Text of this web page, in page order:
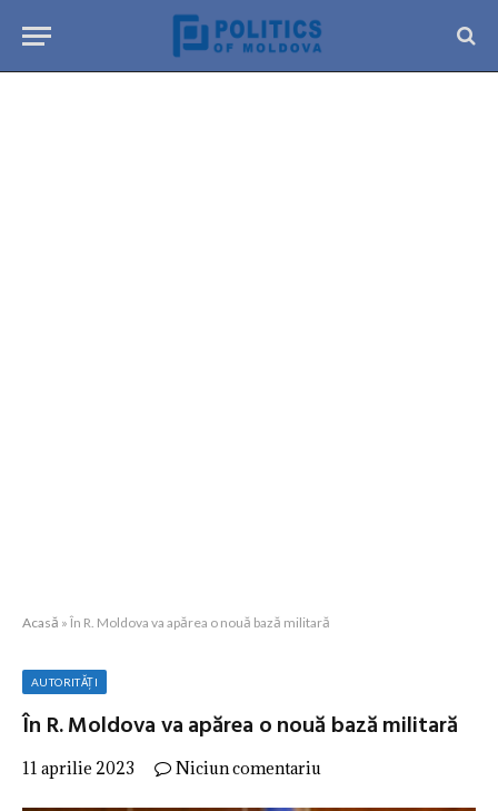
Acasă » În R. Moldova va apărea o nouă bază militară
AUTORITĂȚI
În R. Moldova va apărea o nouă bază militară
11 aprilie 2023 Niciun comentariu